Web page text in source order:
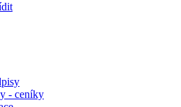
- ceníky